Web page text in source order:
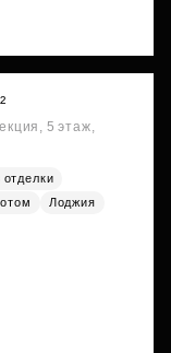
5 этаж,
отделки
Лоджия